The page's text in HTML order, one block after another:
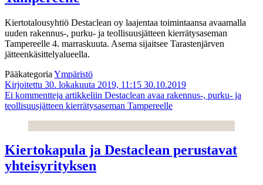
Kiertotalousyhtiö Destaclean oy laajentaa toimintaansa avaamalla
uuden rakennus-, purku- ja teollisuusjätteen kierrätysaseman
Tampereelle 4. marraskuuta. Asema sijaitsee Tarastenjärven
jätteenkäsittelyalueella.
Pääkategoria Ympäristö
Kirjoitettu 30. lokakuuta 2019, 11:15 30.10.2019
Ei kommentteja artikkeliin Destaclean avaa rakennus-, purku- ja
teollisuusjätteen kierrätysaseman Tampereelle
Kiertokapula ja Destaclean perustavat
yhteisyrityksen